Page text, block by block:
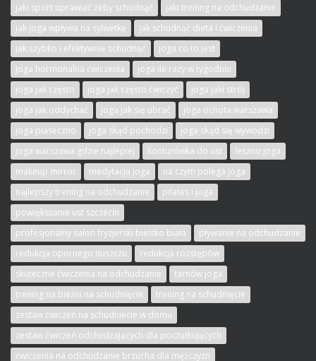
jaki sport uprawiać żeby schudnąć
jaki trening na odchudzanie
jak joga wpływa na sylwetkę
jak schudnąć dieta i ćwiczenia
jak szybko i efektywnie schudnąć
joga co to jest
Joga hormonalna ćwiczenia
joga ile razy w tygodniu
joga jak często
joga jak często ćwiczyć
joga jaki strój
joga jak oddychać
joga jak się ubrać
joga ochota warszawa
joga piaseczno
joga skąd pochodzi
joga skąd się wywodzi
joga warszawa gdzie najlepiej
konturówka do ust
leszno joga
makeup mirror
medytacja joga
na czym polega joga
najlepszy trening na odchudzanie
pilates i joga
powiększanie ust szczecin
profesjonalny salon fryzjerski bielsko biała
pływanie na odchudzanie
redukcja opornego tłuszczu
redukcja rozstępów
skuteczne ćwiczenia na odchudzanie
tarnów joga
trening na bieżni na schudnięcie
trening na schudnięcie
zestaw ćwiczeń na schudniecie w domu
zestaw ćwiczeń odchudzających dla początkujących
ćwiczenia na odchudzanie brzucha dla mężczyzn